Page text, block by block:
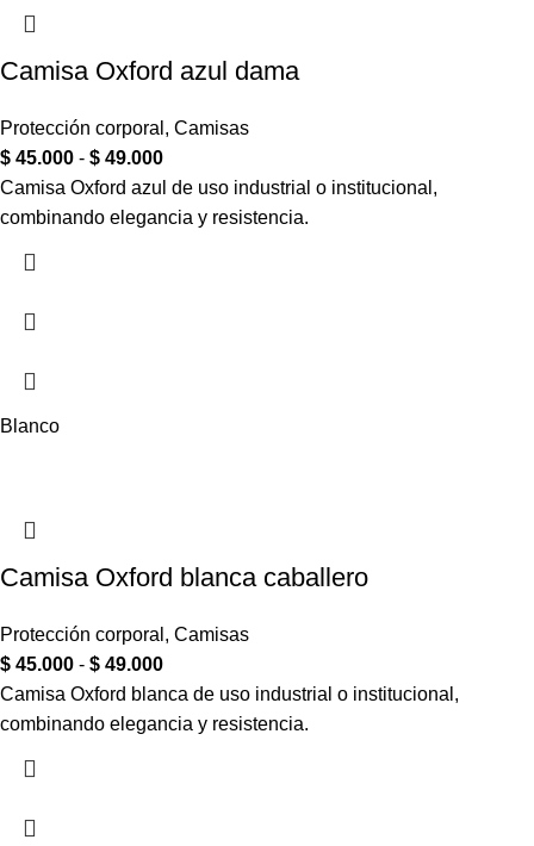
Camisa Oxford azul dama
Protección corporal , Camisas
$ 45.000 - $ 49.000
Camisa Oxford azul de uso industrial o institucional,
combinando elegancia y resistencia.
Blanco
Camisa Oxford blanca caballero
Protección corporal , Camisas
$ 45.000 - $ 49.000
Camisa Oxford blanca de uso industrial o institucional,
combinando elegancia y resistencia.